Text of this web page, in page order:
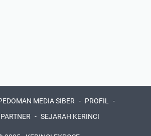
MEDIA SIBER
PROFIL
SEJARAH KERINCI